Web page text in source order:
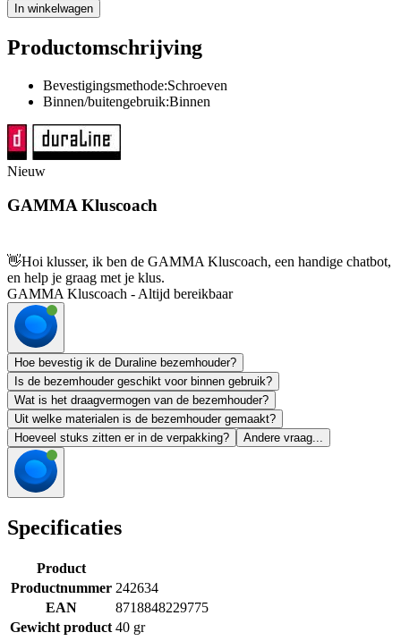
In winkelwagen
Productomschrijving
Bevestigingsmethode:Schroeven
Binnen/buitengebruik:Binnen
Nieuw
GAMMA Kluscoach
👋Hoi klusser, ik ben de GAMMA Kluscoach, een handige chatbot,
en help je graag met je klus.
GAMMA Kluscoach - Altijd bereikbaar
Hoe bevestig ik de Duraline bezemhouder?
Is de bezemhouder geschikt voor binnen gebruik?
Wat is het draagvermogen van de bezemhouder?
Uit welke materialen is de bezemhouder gemaakt?
Hoeveel stuks zitten er in de verpakking?
Andere vraag...
Specificaties
Product
Productnummer 242634
EAN
8718848229775
Gewicht product 40 gr